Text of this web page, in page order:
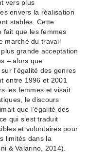
vers plus
envers la réalisation
stables. Cette
fait que les femmes
marché du travail
grande acceptation
– alors que
l’égalité des genres
entre 1996 et 2001
les femmes et visait
le discours
que l’égalité des
qui s’est traduit
et volontaires pour
limités dans la
& Valarino, 2014).